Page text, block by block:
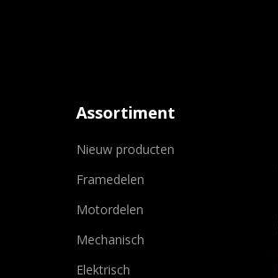
Assortiment
Nieuw producten
Framedelen
Motordelen
Mechanisch
Elektrisch